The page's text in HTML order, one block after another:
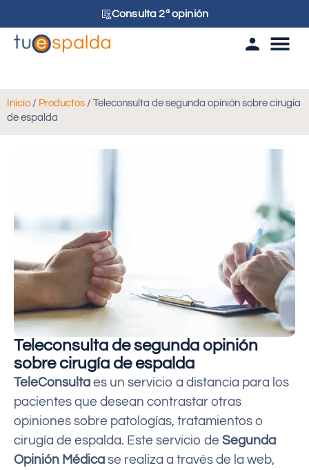
Consulta 2ª opinión
Inicio / Productos / Teleconsulta de segunda opinión sobre cirugía
de espalda
Teleconsulta de segunda opinión
sobre cirugía de espalda
TeleConsulta es un servicio a distancia para los
pacientes que desean contrastar otras
opiniones sobre patologías, tratamientos o
cirugía de espalda. Este servicio de Segunda
Opinión Médica se realiza a través de la web,